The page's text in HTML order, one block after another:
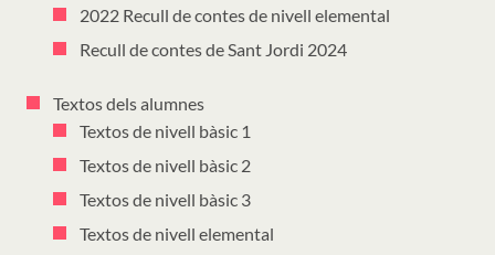
2022 Recull de contes de nivell elemental
Recull de contes de Sant Jordi 2024
Textos dels alumnes
Textos de nivell bàsic 1
Textos de nivell bàsic 2
Textos de nivell bàsic 3
Textos de nivell elemental